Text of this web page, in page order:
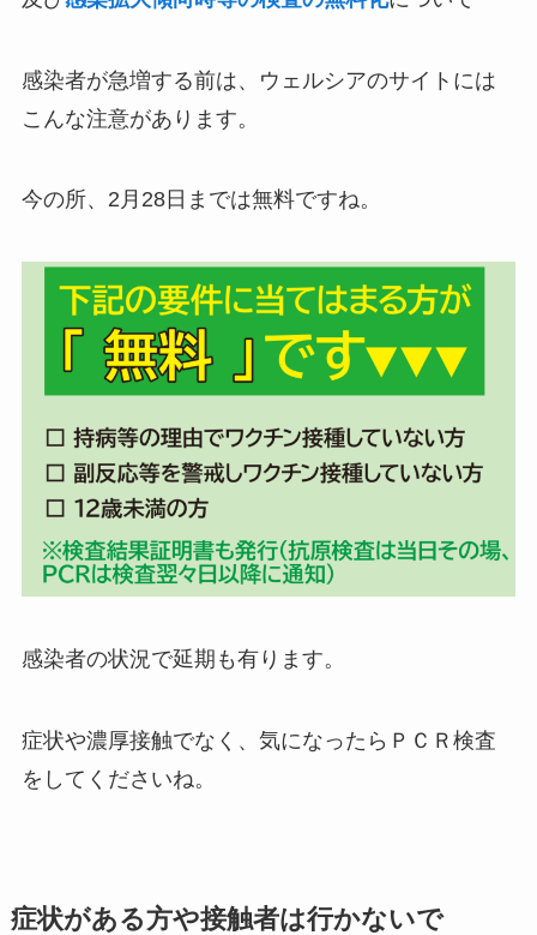
感染者が急増する前は、ウェルシアのサイトには
こんな注意があります。
今の所、2月28日までは無料ですね。
感染者の状況で延期も有ります。
症状や濃厚接触でなく、気になったらＰＣＲ検査
をしてくださいね。
症状がある方や接触者は行かないで